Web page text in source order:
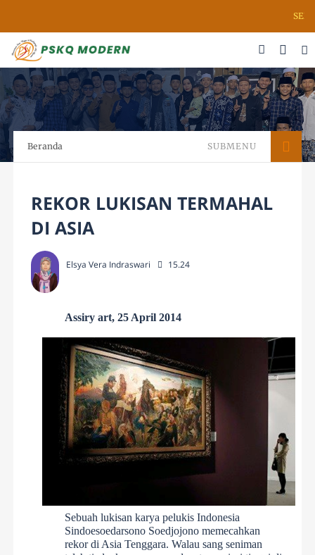
Beranda SUBMENU
REKOR LUKISAN TERMAHAL
DI ASIA
Elsya Vera Indraswari 15.24
Assiry art, 25 April 2014
Sebuah lukisan karya pelukis Indonesia
Sindoesoedarsono Soedjojono memecahkan
rekor di Asia Tenggara. Walau sang seniman